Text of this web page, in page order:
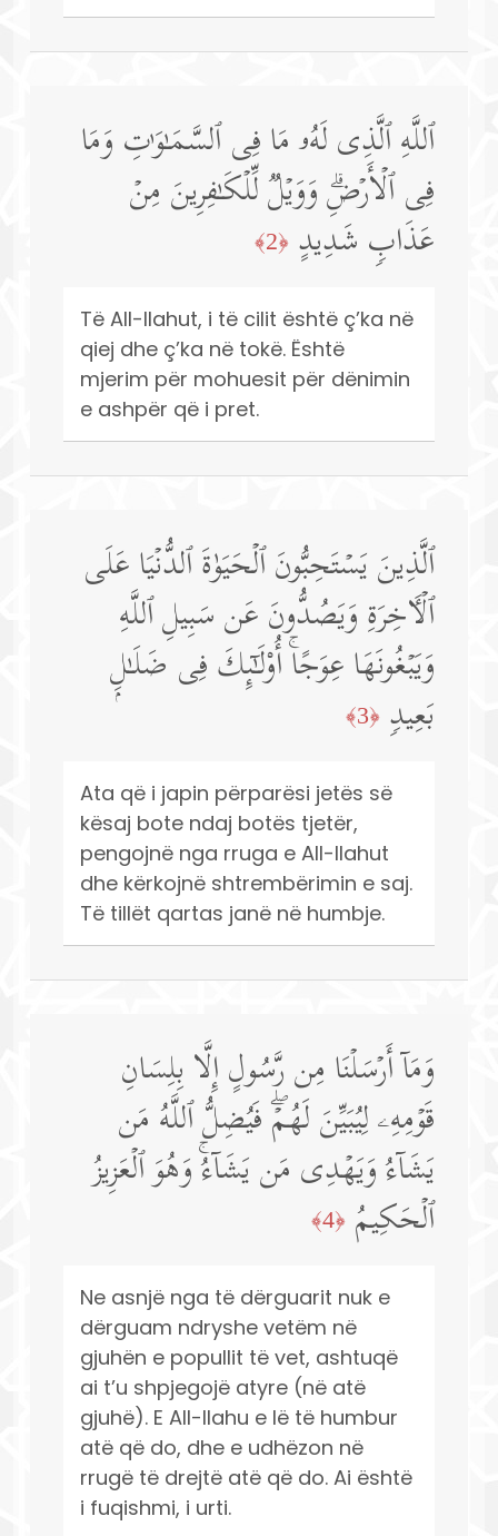
ٱللَّهِ ٱلَّذِی لَهُۥ مَا فِی ٱلسَّمَـٰوَ ٰ⁠تِ وَمَا
فِی ٱلۡأَرۡضِۗ وَوَیۡلࣱ لِّلۡكَـٰفِرِینَ مِنۡ
عَذَابࣲ شَدِیدٍ ﴿2﴾
Të All-llahut, i të cilit është ç’ka në
qiej dhe ç’ka në tokë. Është
mjerim për mohuesit për dënimin
e ashpër që i pret.
ٱلَّذِینَ یَسۡتَحِبُّونَ ٱلۡحَیَوٰةَ ٱلدُّنۡیَا عَلَى
ٱلۡـَٔاخِرَةِ وَیَصُدُّونَ عَن سَبِیلِ ٱللَّهِ
وَیَبۡغُونَهَا عِوَجًاۚ أُو۟لَـٰۤىِٕكَ فِی ضَلَـٰلِۭ
بَعِیدࣲ ﴿3﴾
Ata që i japin përparësi jetës së
kësaj bote ndaj botës tjetër,
pengojnë nga rruga e All-llahut
dhe kërkojnë shtrembërimin e saj.
Të tillët qartas janë në humbje.
وَمَاۤ أَرۡسَلۡنَا مِن رَّسُولٍ إِلَّا بِلِسَانِ
قَوۡمِهِۦ لِیُبَیِّنَ لَهُمۡۖ فَیُضِلُّ ٱللَّهُ مَن
یَشَاۤءُ وَیَهۡدِی مَن یَشَاۤءُۚ وَهُوَ ٱلۡعَزِیزُ
ٱلۡحَكِیمُ ﴿4﴾
Ne asnjë nga të dërguarit nuk e
dërguam ndryshe vetëm në
gjuhën e popullit të vet, ashtuqë
ai t’u shpjegojë atyre (në atë
gjuhë). E All-llahu e lë të humbur
atë që do, dhe e udhëzon në
rrugë të drejtë atë që do. Ai është
i fuqishmi, i urti.